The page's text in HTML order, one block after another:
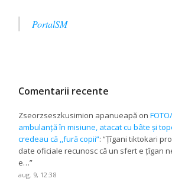
PortalSM
Comentarii recente
Zseorzseszkusimion apanueapă on
ambulanță în misiune, atacat cu bâte și
credeau că ,,fură copii”: “Țîgani tiktokari
date oficiale recunosc că un sfert e țîgan
e…”
aug. 9, 12:38